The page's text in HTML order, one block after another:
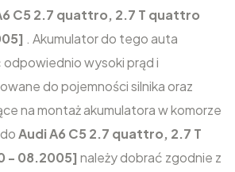
C5 2.7 quattro, 2.7 T quattro
. Akumulator do tego auta
wysoki prąd i
do pojemności silnika oraz
na montaż akumulatora w komorze
Audi A6 C5 2.7 quattro, 2.7 T
- 08.2005] należy dobrać zgodnie z